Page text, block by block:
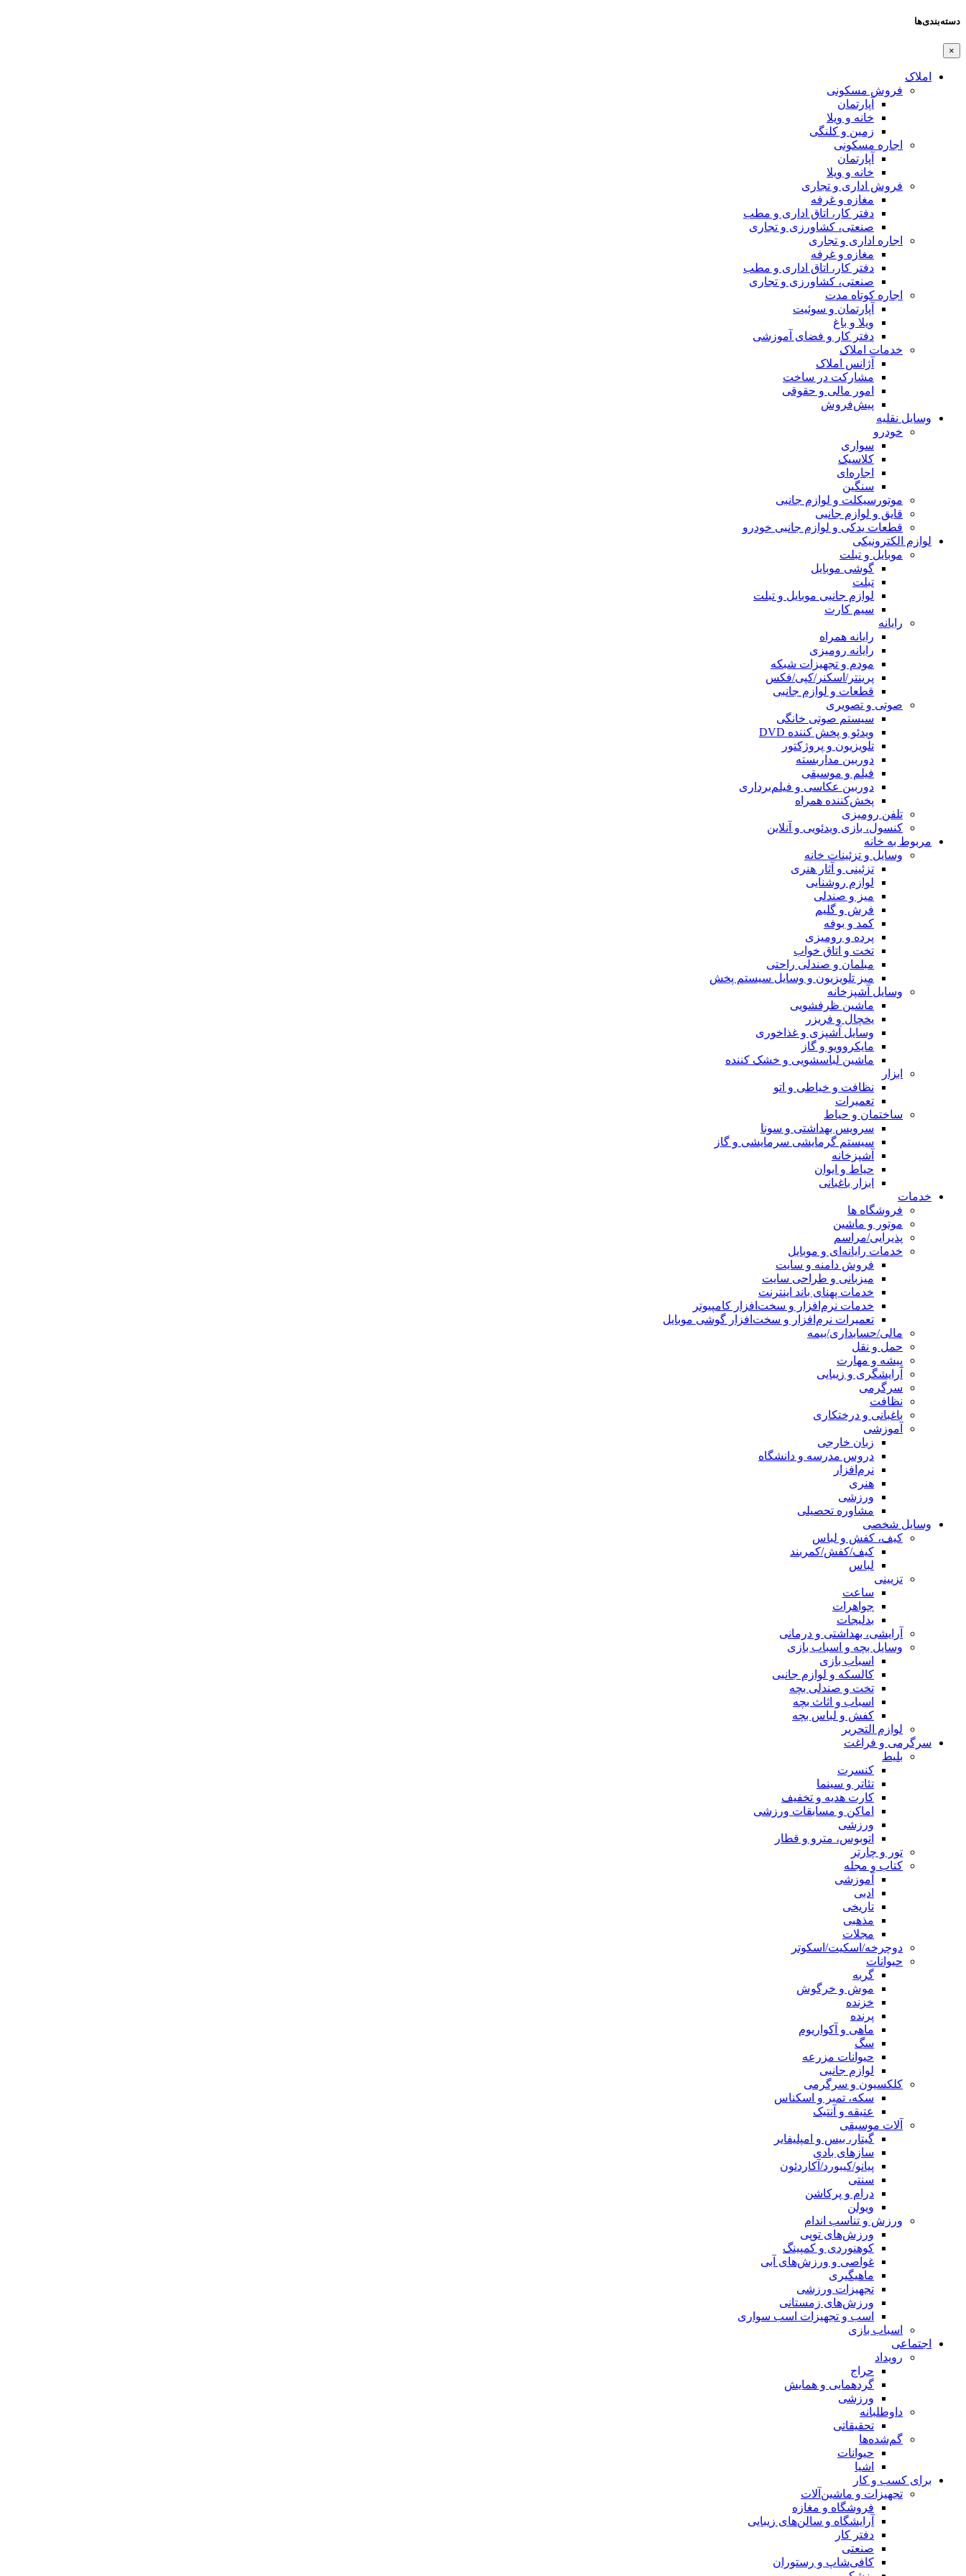
دسته‌بندی‌ها
×
املاک
فروش مسکونی
آپارتمان
خانه و ویلا
زمین و کلنگی
اجاره مسکونی
آپارتمان
خانه و ویلا
فروش اداری و تجاری
مغازه و غرفه
دفتر کار، اتاق اداری و مطب
صنعتی،‌ کشاورزی و تجاری
اجاره اداری و تجاری
مغازه و غرفه
دفتر کار، اتاق اداری و مطب
صنعتی،‌ کشاورزی و تجاری
اجاره کوتاه مدت
آپارتمان و سوئیت
ویلا و باغ
دفتر کار و فضای آموزشی
خدمات املاک
آژانس املاک
مشارکت در ساخت
امور مالی و حقوقی
پیش‌فروش
وسایل نقلیه
خودرو
سواری
کلاسیک
اجاره‌ای
سنگین
موتورسیکلت و لوازم جانبی
قایق و لوازم جانبی
قطعات یدکی و لوازم جانبی خودرو
لوازم الکترونیکی
موبایل و تبلت
گوشی موبایل
تبلت
لوازم جانبی موبایل و تبلت
سیم کارت
رایانه
رایانه همراه
رایانه رومیزی
مودم و تجهیزات شبکه
پرینتر/اسکنر/کپی/فکس
قطعات و لوازم جانبی
صوتی و تصویری
سیستم صوتی خانگی
ویدئو و پخش کننده DVD
تلویزیون و پروژکتور
دوربین مداربسته
فیلم و موسیقی
دوربین عکاسی و فیلم‌برداری
پخش‌کننده همراه
تلفن رومیزی
کنسول، بازی‌ ویدئویی و آنلاین
مربوط به خانه
وسایل و تزئینات خانه
تزئینی و آثار هنری
لوازم روشنایی
میز و صندلی
فرش و گلیم
کمد و بوفه
پرده و رومیزی
تخت و اتاق خواب
مبلمان و صندلی راحتی
میز تلویزیون و وسایل سیستم پخش
وسایل آشپزخانه
ماشین ظرفشویی
یخچال و فریزر
وسایل آشپزی و غذاخوری
مایکروویو و گاز
ماشین لباسشویی و خشک کننده
ابزار
نظافت و خیاطی و اتو
تعمیرات
ساختمان و حیاط
سرویس بهداشتی و سونا
سیستم گرمایشی سرمایشی و گاز
آشپزخانه
حیاط و ایوان
ابزار باغبانی
خدمات
فروشگاه ها
موتور و ماشین
پذیرایی/مراسم
خدمات رایانه‌ای و موبایل
فروش دامنه و سایت
میزبانی و طراحی سایت
خدمات پهنای باند اینترنت
خدمات نرم‌افزار و سخت‌افزار کامپیوتر
تعمیرات نرم‌افزار و سخت‌افزار گوشی موبایل
مالی/حسابداری/بیمه
حمل و نقل
پیشه و مهارت
آرایشگری و زیبایی
سرگرمی
نظافت
باغبانی و درختکاری
آموزشی
زبان خارجی
دروس مدرسه و دانشگاه
نرم‌افزار
هنری
ورزشی
مشاوره تحصیلی
وسایل شخصی
کیف، کفش و لباس
کیف/کفش/کمربند
لباس
تزیینی
ساعت
جواهرات
بدلیجات
آرایشی، بهداشتی و درمانی
وسایل بچه و اسباب بازی
اسباب بازی
کالسکه و لوازم جانبی
تخت و صندلی بچه
اسباب و اثاث بچه
کفش و لباس بچه
لوازم التحریر
سرگرمی و فراغت
بلیط
کنسرت
تئاتر و سینما
کارت هدیه و تخفیف
اماکن و مسابقات ورزشی
ورزشی
اتوبوس، مترو و قطار
تور و چارتر
کتاب و مجله
آموزشی
ادبی
تاریخی
مذهبی
مجلات
دوچرخه/اسکیت/اسکوتر
حیوانات
گربه
موش و خرگوش
خزنده
پرنده
ماهی و آکواریوم
سگ
حیوانات مزرعه
لوازم جانبی
کلکسیون و سرگرمی
سکه، تمبر و اسکناس
عتیقه و آنتیک
آلات موسیقی
گیتار، بیس و امپلیفایر
سازهای بادی
پیانو/کیبورد/آکاردئون
سنتی
درام و پرکاشن
ویولن
ورزش و تناسب اندام
ورزش‌های توپی
کوهنوردی و کمپینگ
غواصی و ورزش‌های آبی
ماهیگیری
تجهیزات ورزشی
ورزش‌های زمستانی
اسب و تجهیزات اسب سواری
اسباب‌ بازی
اجتماعی
رویداد
حراج
گردهمایی و همایش
ورزشی
داوطلبانه
تحقیقاتی
گم‌شده‌ها
حیوانات
اشیا
برای کسب و کار
تجهیزات و ماشین‌آلات
فروشگاه و مغازه
آرایشگاه و سالن‌های زیبایی
دفتر کار
صنعتی
کافی‌شاپ و رستوران